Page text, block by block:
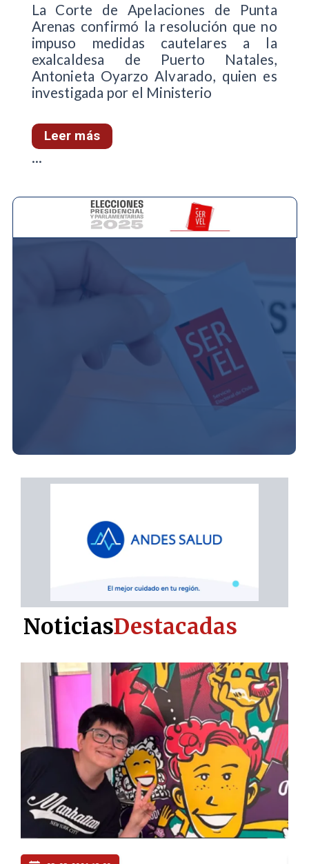
La Corte de Apelaciones de Punta
Arenas confirmó la resolución que no
impuso medidas cautelares a la
exalcaldesa de Puerto Natales,
Antonieta Oyarzo Alvarado, quien es
investigada por el Ministerio
Leer más
...
NoticiasDestacadas